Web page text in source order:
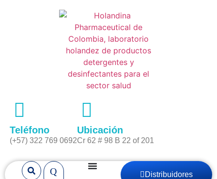
Teléfono
(+57) 322 769 0692
Ubicación
Cr 62 # 98 B 22 of 201
Distribuidores